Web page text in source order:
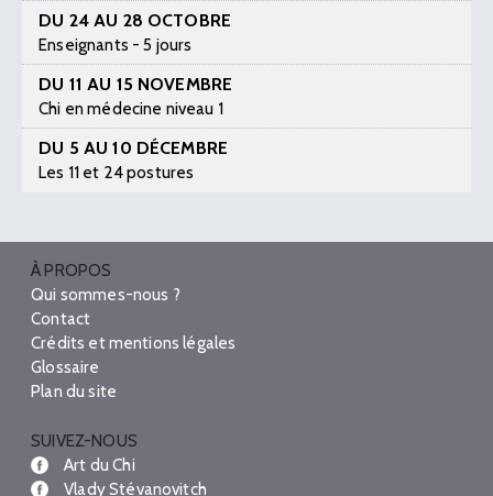
DU 24 AU 28 OCTOBRE
Enseignants - 5 jours
DU 11 AU 15 NOVEMBRE
Chi en médecine niveau 1
DU 5 AU 10 DÉCEMBRE
Les 11 et 24 postures
À PROPOS
Qui sommes-nous ?
Contact
Crédits et mentions légales
Glossaire
Plan du site
SUIVEZ-NOUS
Art du Chi
Vlady Stévanovitch